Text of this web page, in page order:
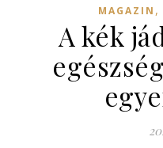
MAGAZIN ,
A kék